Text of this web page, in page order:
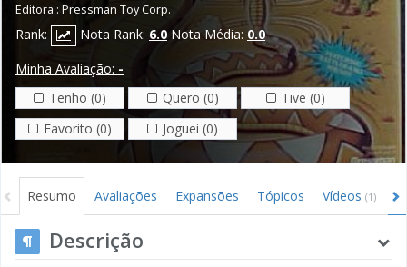
Editora : Pressman Toy Corp.
Rank: Nota Rank: 6.0 Nota Média: 0.0
Minha Avaliação: -
Tenho (0)
Quero (0)
Tive (0)
Favorito (0)
Joguei (0)
Resumo Avaliações Expansões Tópicos Vídeos (1)
Descrição